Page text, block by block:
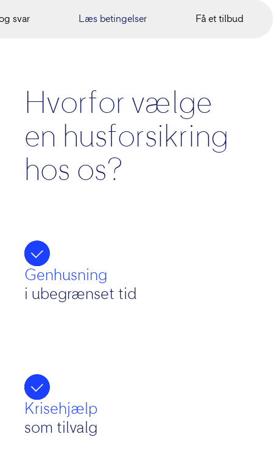
svar Læs betingelser Få et tilbud
Hvorfor vælge
en husforsikring
hos os?
Genhusning
i ubegrænset tid
Krisehjælp
som tilvalg